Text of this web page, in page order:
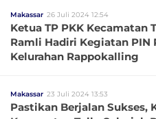
Makassar 26 Juli 2024 12:54
Ketua TP PKK Kecamatan
Ramli Hadiri Kegiatan PIN
Kelurahan Rappokalling
Makassar 23 Juli 2024 13:53
Pastikan Berjalan Sukses,